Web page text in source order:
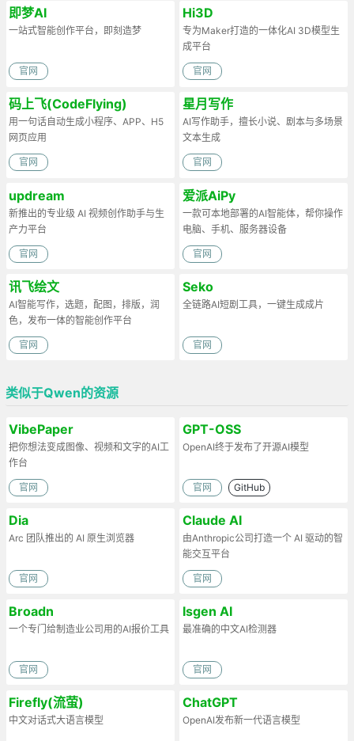
即梦AI
一站式智能创作平台，即刻造梦
官网
Hi3D
专为Maker打造的一体化AI 3D模型生
成平台
官网
码上飞(CodeFlying)
用一句话自动生成小程序、APP、H5
网页应用
官网
星月写作
AI写作助手，擅长小说、剧本与多场景
文本生成
官网
updream
新推出的专业级 AI 视频创作助手与生
产力平台
官网
爱派AiPy
一款可本地部署的AI智能体，帮你操作
电脑、手机、服务器设备
官网
讯飞绘文
AI智能写作，选题，配图，排版，润
色，发布一体的智能创作平台
官网
Seko
全链路AI短剧工具，一键生成成片
官网
类似于Qwen的资源
VibePaper
把你想法变成图像、视频和文字的AI工
作台
官网
GPT-OSS
OpenAI终于发布了开源AI模型
官网 GitHub
Dia
Arc 团队推出的 AI 原生浏览器
官网
Claude AI
由Anthropic公司打造一个 AI 驱动的智
能交互平台
官网
Broadn
一个专门给制造业公司用的AI报价工具
官网
Isgen AI
最准确的中文AI检测器
官网
Firefly(流萤)
中文对话式大语言模型
ChatGPT
OpenAI发布新一代语言模型